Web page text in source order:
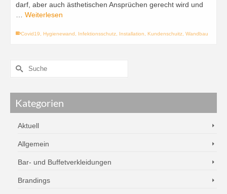
darf, aber auch ästhetischen Ansprüchen gerecht wird und
Weiterlesen
Covid19 Hygienewand Infektionsschutz Installation Kundenschuitz Wandbau
Kategorien
Aktuell
Allgemein
Bar- und Buffetverkleidungen
Brandings